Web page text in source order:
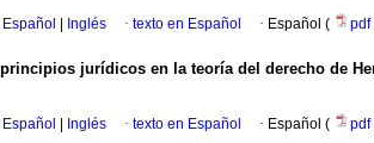
Inglés · texto en Español · Español ( pdf
jurídicos en la teoría del derecho de
Inglés · texto en Español · Español ( pdf